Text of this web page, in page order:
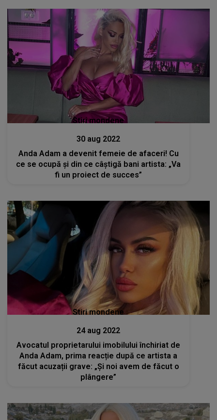
Stiri mondene
30 aug 2022
Anda Adam a devenit femeie de afaceri! Cu
ce se ocupă și din ce câștigă bani artista: „Va
fi un proiect de succes”
Stiri mondene
24 aug 2022
Avocatul proprietarului imobilului închiriat de
Anda Adam, prima reacție după ce artista a
făcut acuzații grave: „Și noi avem de făcut o
plângere”